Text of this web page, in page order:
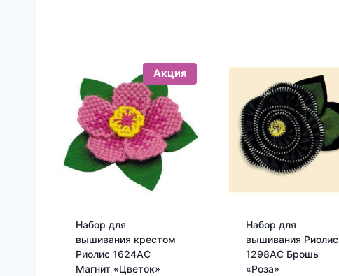
Акция
Набор для
вышивания крестом
Риолис 1624АС
Магнит «Цветок»
Набор для
вышивания Риолис
1298АС Брошь
«Роза»